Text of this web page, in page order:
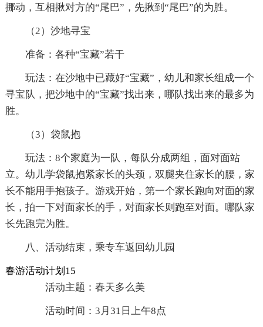
挪动，互相揪对方的“尾巴”，先揪到“尾巴”的为胜。
（2）沙地寻宝
准备：各种“宝藏”若干
玩法：在沙地中已藏好“宝藏”，幼儿和家长组成一个
寻宝队，把沙地中的“宝藏”找出来，哪队找出来的最多为
胜。
（3）袋鼠抱
玩法：8个家庭为一队，每队分成两组，面对面站
立。幼儿学袋鼠抱紧家长的头颈，双腿夹住家长的腰，家
长不能用手抱孩子。游戏开始，第一个家长跑向对面的家
长，拍一下对面家长的手，对面家长则跑至对面。哪队家
长先跑完为胜。
八、活动结束，乘专车返回幼儿园
春游活动计划15
活动主题：春天多么美
活动时间：3月31日上午8点